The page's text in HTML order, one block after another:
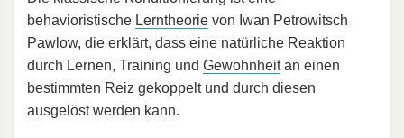
behavioristische Lerntheorie von Iwan Petrowitsch
Pawlow, die erklärt, dass eine natürliche Reaktion
durch Lernen, Training und Gewohnheitan einen
bestimmten Reiz gekoppelt und durch diesen
ausgelöst werden kann.